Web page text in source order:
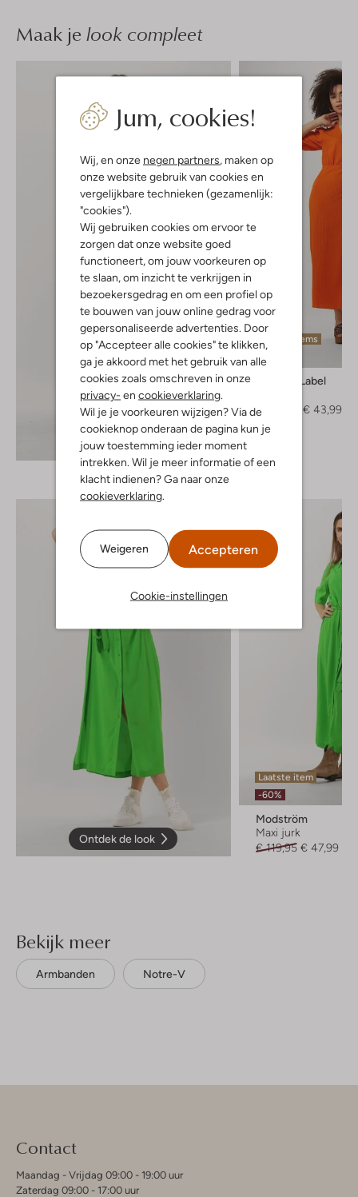
Jum, cookies!
Wij, en onze negen partners , maken op
onze website gebruik van cookies en
vergelijkbare technieken (gezamenlijk:
"cookies").
Wij gebruiken cookies om ervoor te
zorgen dat onze website goed
functioneert, om jouw voorkeuren op
te slaan, om inzicht te verkrijgen in
bezoekersgedrag en om een profiel op
te bouwen van jouw online gedrag voor
gepersonaliseerde advertenties. Door
op "Accepteer alle cookies" te klikken,
ga je akkoord met het gebruik van alle
cookies zoals omschreven in onze
privacy- en cookieverklaring
Wil je je voorkeuren wijzigen? Via de
cookieknop onderaan de pagina kun je
jouw toestemming ieder moment
intrekken. Wil je meer informatie of een
klacht indienen? Ga naar onze
cookieverklaring
Weigeren Accepteren
Cookie-instellingen
Maak je look compleet
Ontdek de look
Laatste items
-60%
Another Label
€ 109,95
€ 43,99
Ontdek de look
Laatste item
-60%
Modström
Maxi jurk
€ 119,95 € 47,99
Bekijk meer
Armbanden Notre-V
Contact
Maandag - Vrijdag 09:00 - 19:00 uur
Zaterdag 09:00 - 17:00 uur